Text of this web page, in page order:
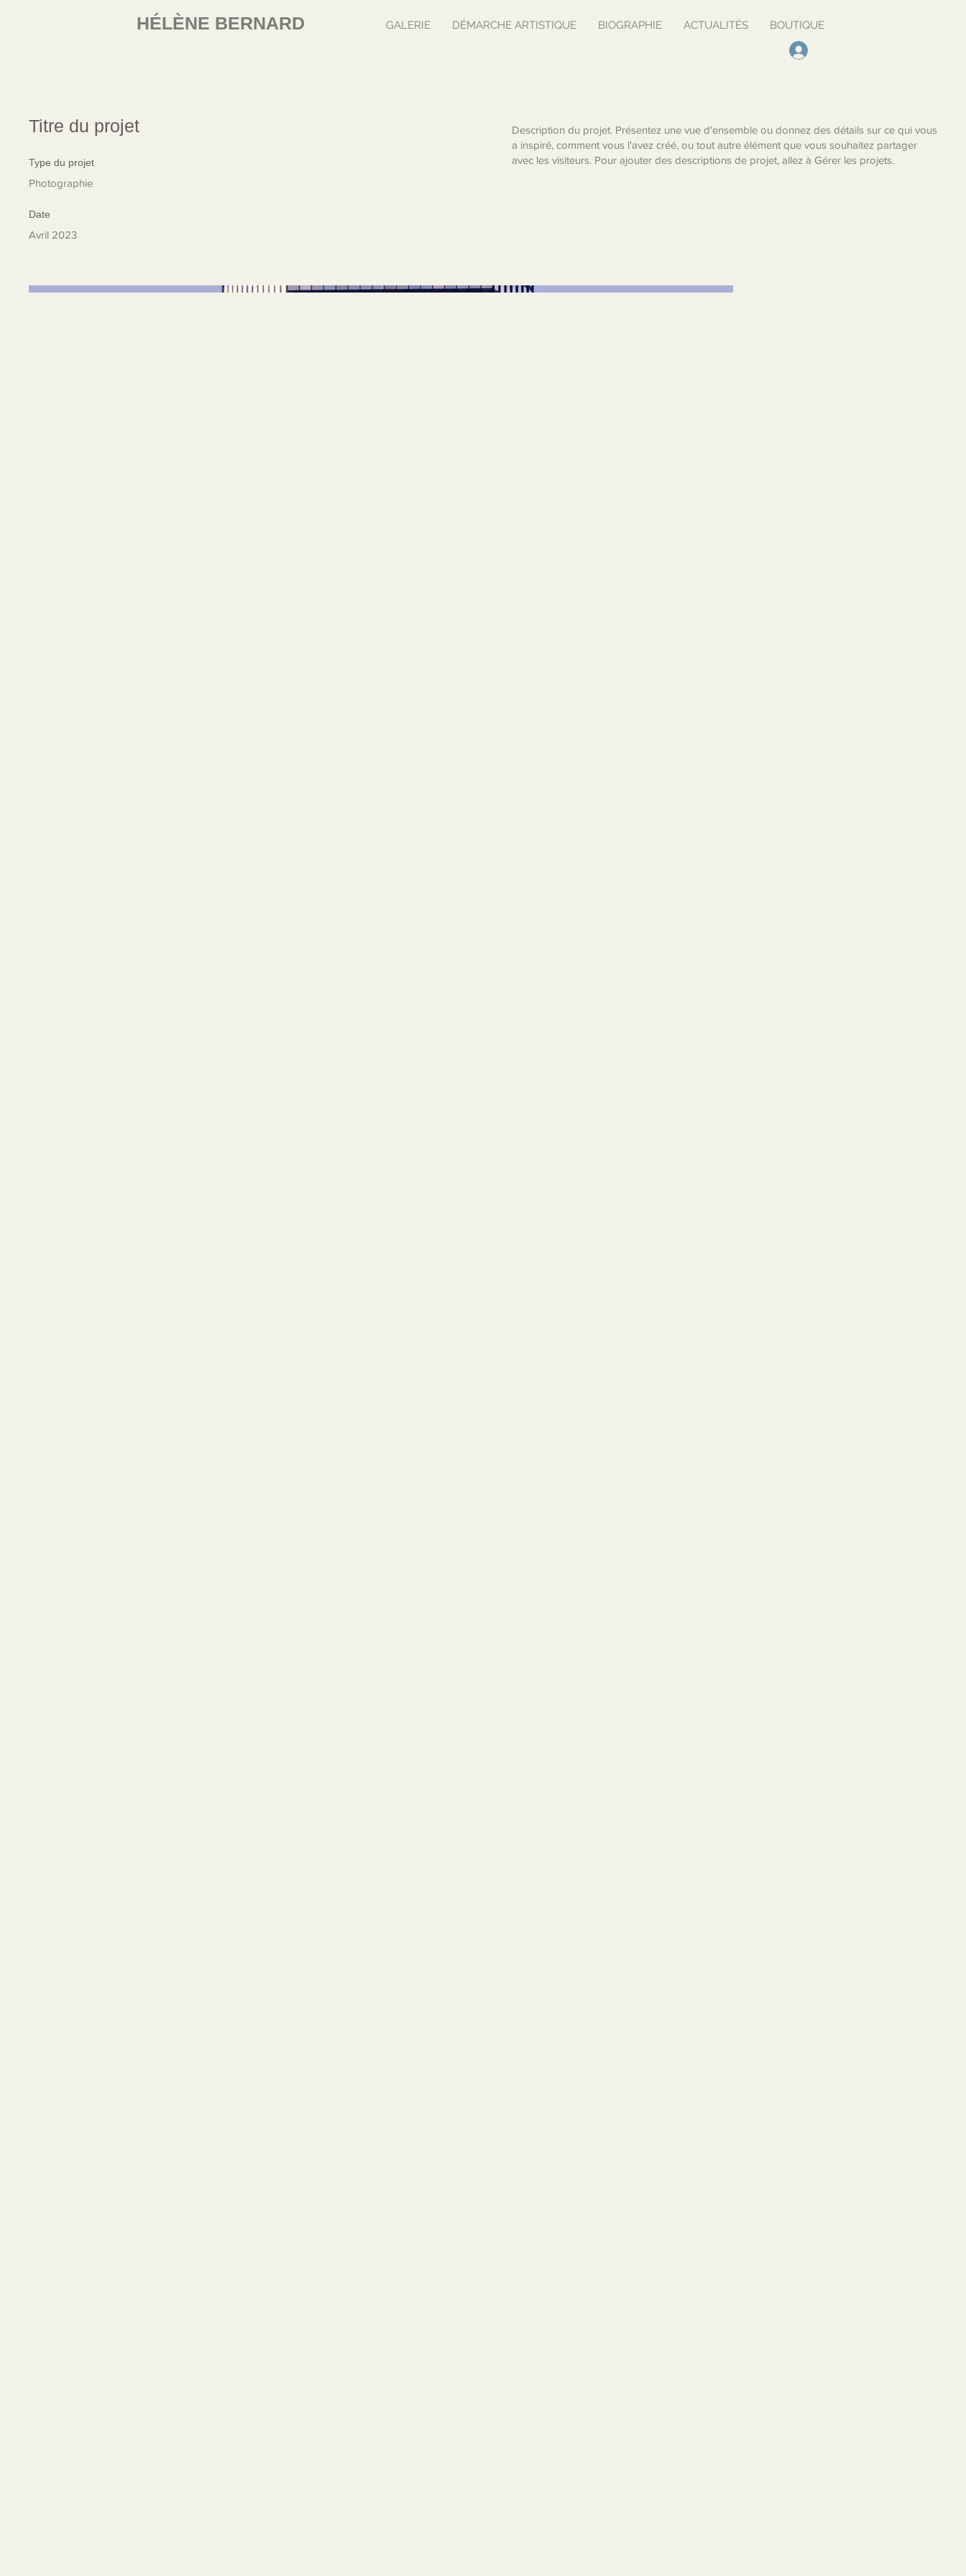
GALERIE DÉMARCHE ARTISTIQUE BIOGRAPHIE ACTUALITÉS BOUTIQUE
HÉLÈNE BERNARD
Titre du projet
Type du projet
Photographie
Date
Avril 2023
Description du projet. Présentez une vue d'ensemble ou donnez des détails sur ce qui vous
a inspiré, comment vous l'avez créé, ou tout autre élément que vous souhaitez partager
avec les visiteurs. Pour ajouter des descriptions de projet, allez à Gérer les projets.